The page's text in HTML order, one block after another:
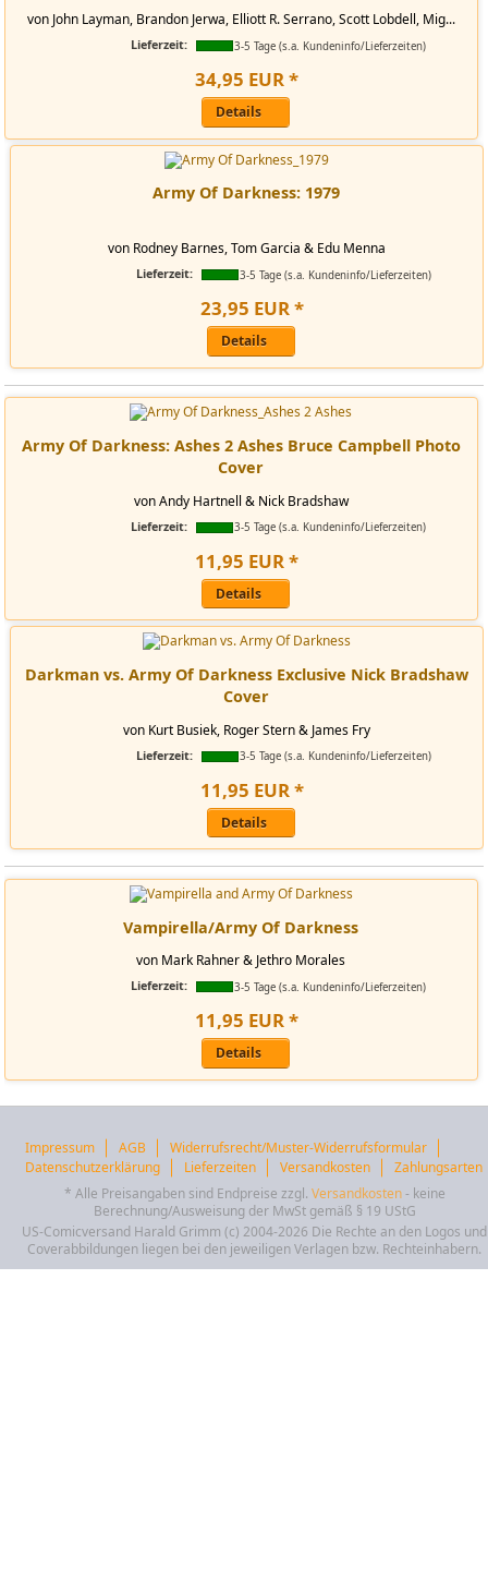
von John Layman, Brandon Jerwa, Elliott R. Serrano, Scott Lobdell, Mig...
Lieferzeit: 3-5 Tage (s.a. Kundeninfo/Lieferzeiten)
34,95 EUR*
Details
Army Of Darkness: 1979
von Rodney Barnes, Tom Garcia & Edu Menna
Lieferzeit: 3-5 Tage (s.a. Kundeninfo/Lieferzeiten)
23,95 EUR*
Details
Army Of Darkness: Ashes 2 Ashes Bruce Campbell Photo
Cover
von Andy Hartnell & Nick Bradshaw
Lieferzeit: 3-5 Tage (s.a. Kundeninfo/Lieferzeiten)
11,95 EUR*
Details
Darkman vs. Army Of Darkness Exclusive Nick Bradshaw
Cover
von Kurt Busiek, Roger Stern & James Fry
Lieferzeit: 3-5 Tage (s.a. Kundeninfo/Lieferzeiten)
11,95 EUR*
Details
Vampirella/Army Of Darkness
von Mark Rahner & Jethro Morales
Lieferzeit: 3-5 Tage (s.a. Kundeninfo/Lieferzeiten)
11,95 EUR*
Details
Impressum AGB
Widerrufsrecht/Muster-Widerrufsformular
Datenschutzerklärung
Lieferzeiten Versandkosten
Zahlungsarten
* Alle Preisangaben sind Endpreise zzgl. Versandkosten- keine
Berechnung/Ausweisung der MwSt gemäß § 19 UStG
US-Comicversand Harald Grimm (c) 2004-2026 Die Rechte an den Logos und
Coverabbildungen liegen bei den jeweiligen Verlagen bzw. Rechteinhabern.